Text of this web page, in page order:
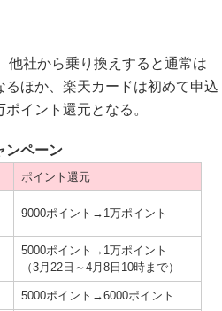
社から乗り換えすると通常は
ほか、楽天カードは初めて申込
イント還元となる。
ンペーン
ポイント還元
9000ポイント→1万ポイント
5000ポイント→1万ポイント
（3月22日～4月8日10時まで）
5000ポイント→6000ポイント